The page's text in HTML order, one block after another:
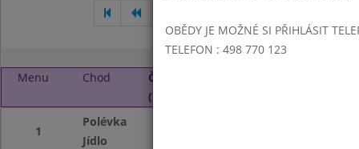
Menu Chod
Čtvrtek 1. 6. 2023
(11:00 - 13:50)
1
Polévka
Jídlo
OBĚDY JE MOŽNÉ SI PŘIHLÁSIT
TELEFON : 498 770 123